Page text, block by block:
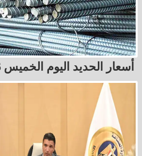
أسعار الحديد اليوم الخميس 6 أغسطس